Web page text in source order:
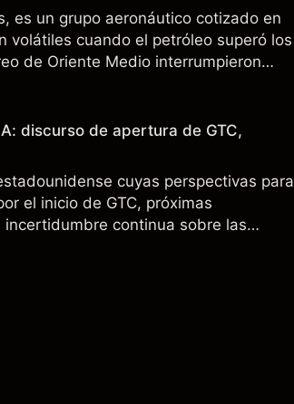
es un grupo aeronáutico cotizado en
volátiles cuando el petróleo superó los
de Oriente Medio interrumpieron
un indicador fiable de resultados
discurso de apertura de GTC,
cuyas perspectivas para
el inicio de GTC, próximas
continua sobre las
rendimiento pasado no es un